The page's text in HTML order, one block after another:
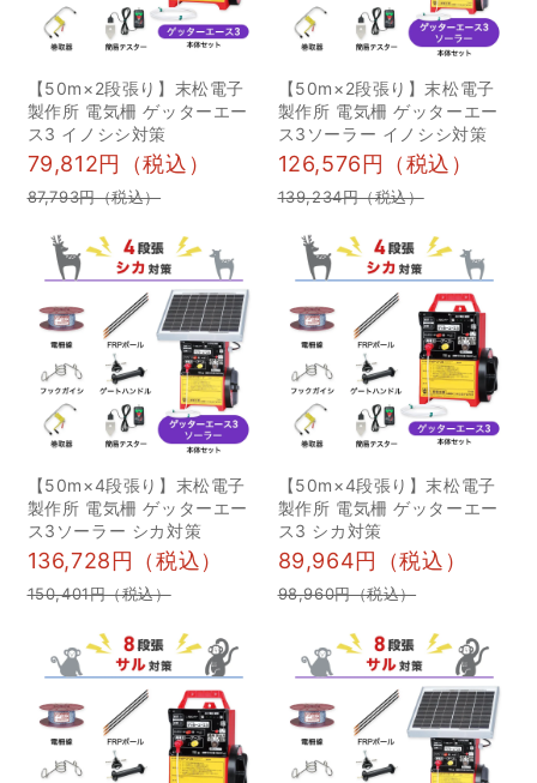
獲頭数の推移 シカ、イノ
シシの捕獲頭数は年々上
がっており、有害捕獲の
取り組みを継続すること
は社会的にも非常に価値
が高く、重要な取り組み
となっています。 箱罠の
効果的な運用方法 箱罠の
選び方や基本的な設置方
法、設置に当たってのポ
イントなどを踏まえて、
効果的な運用方法を説明
しました。 最後に イノホ
イでは、このような研修
会やセミナーの実施を行
っております。 私たちは
罠を取り扱っている会社
だからこそわかる知識と
ノウハウが強みです。 講
演の依頼などはこちらへ
お気軽にお問合せくださ
い。 【お問い合わせ先】
鳥獣被害対策グッズ販
売 イノホイ 電話：050-
ツスポンサーとして参画
したことで、「イノホイ
の森」と名付けられ、森
の保全活動をサポートし
ていただいています。現
在は、12名の「イノホイ
の森保全会」の会員の皆
さんと一緒に森の保全活
動を行っています。 ー森
の保全活動とはどのよう
なことを行っています
か？主な活動は、森の整
備です。夏は蚊やマム
シ、ヘビなどが出没し危
険を伴うため、春・秋・
冬に1～2回ずつ会員さん
たちに集まっていただ
き、草刈りや木の伐採な
どを行っています。また
毎年、草刈りやチェーン
ソーの取扱いに関する安
全講習会を開き、安全管
理にも徹底しています。
さらに不定期でイベント
【50m×2段張り】末松電子
製作所 電気柵 ゲッターエー
ス3 イノシシ対策
79,812円（税込）
87,793円（税込）
【50m×2段張り】末松電子
製作所 電気柵 ゲッターエー
ス3ソーラー イノシシ対策
126,576円（税込）
139,234円（税込）
【50m×4段張り】末松電子
製作所 電気柵 ゲッターエー
ス3ソーラー シカ対策
136,728円（税込）
150,401円（税込）
【50m×4段張り】末松電子
製作所 電気柵 ゲッターエー
ス3 シカ対策
89,964円（税込）
98,960円（税込）